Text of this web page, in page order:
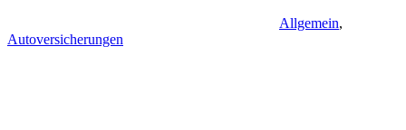
Allgemein,
Autoversicherungen